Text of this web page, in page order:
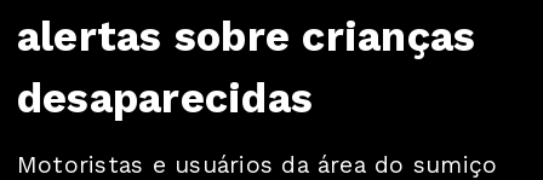
alertas sobre crianças
desaparecidas
Motoristas e usuários da área do sumiço